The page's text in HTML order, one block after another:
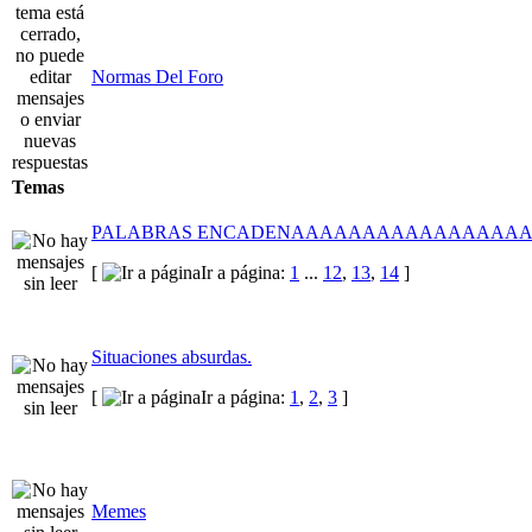
Normas Del Foro
Temas
PALABRAS
[
Ir a página: 1 ... 12, 13, 14 ]
Situaciones absurdas.
[
Ir a página: 1 , 2, 3 ]
Memes